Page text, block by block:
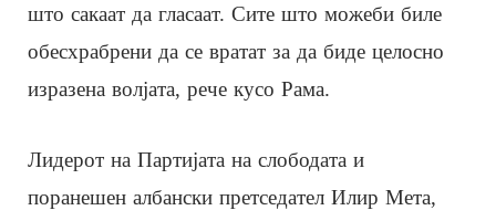
што сакаат да гласаат. Сите што можеби биле
обесхрабрени да се вратат за да биде целосно
изразена волјата, рече кусо Рама.
Лидерот на Партијата на слободата и
поранешен албански претседател Илир Мета,